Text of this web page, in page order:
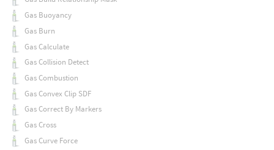
Gas Buoyancy
Gas Burn
Gas Calculate
Gas Collision Detect
Gas Combustion
Gas Convex Clip SDF
Gas Correct By Markers
Gas Cross
Gas Curve Force